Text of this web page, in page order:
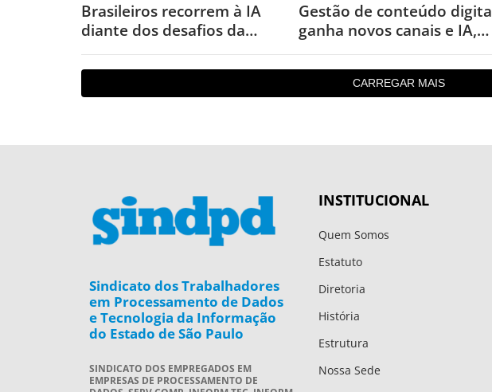
Brasileiros recorrem à IA
diante dos desafios da
saúde mental, revela
pesquisa
Gestão de conteúdo
ganha novos canais e IA,
aponta levantamento
CARREGAR MAIS
Sindicato dos Trabalhadores
em Processamento de Dados
e Tecnologia da Informação
do Estado de São Paulo
SINDICATO DOS EMPREGADOS EM
EMPRESAS DE PROCESSAMENTO DE
INSTITUCIONAL
Quem Somos
Estatuto
Diretoria
História
Estrutura
Nossa Sede